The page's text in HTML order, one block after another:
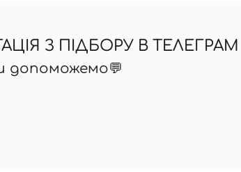
З ПІДБОРУ В ТЕЛЕГРАМ
допоможемо💬